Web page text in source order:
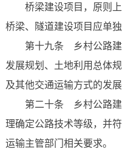
桥梁建设项目，原则
桥梁、隧道建设项目应单
第十九条 乡村公路建
发展规划、土地利用总体
及其他交通运输方式的发展
第二十条 乡村公路建
理确定公路技术等级，并
运输主管部门相关要求。